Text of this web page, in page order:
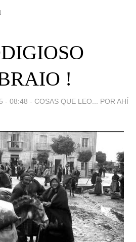
!
- 08:48 - COSAS QUE LEO... POR AHÍ